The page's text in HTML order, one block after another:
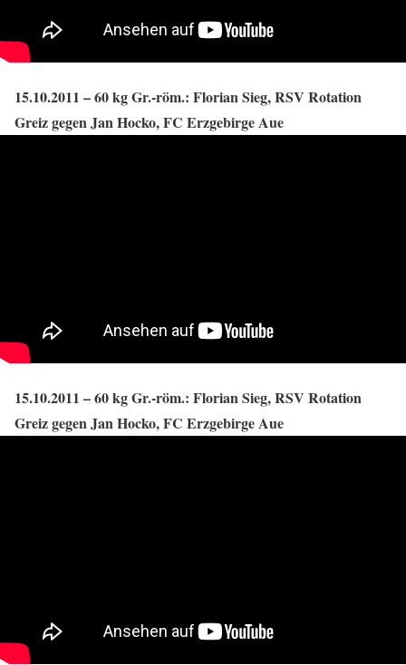
15.10.2011 – 60 kg Gr.-röm.: Florian Sieg, RSV Rotation
Greiz gegen Jan Hocko, FC Erzgebirge Aue
15.10.2011 – 60 kg Gr.-röm.: Florian Sieg, RSV Rotation
Greiz gegen Jan Hocko, FC Erzgebirge Aue